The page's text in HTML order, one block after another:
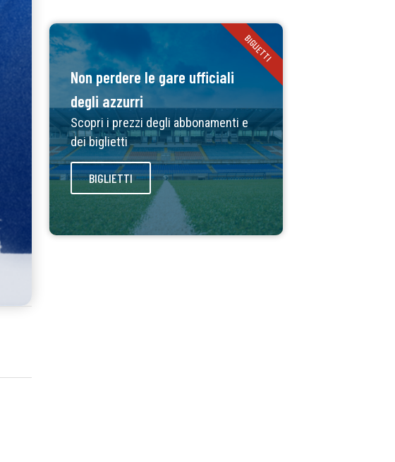
Non perdere le gare ufficiali
degli azzurri
Scopri i prezzi degli abbonamenti e
dei biglietti
BIGLIETTI
BIGLIETTI